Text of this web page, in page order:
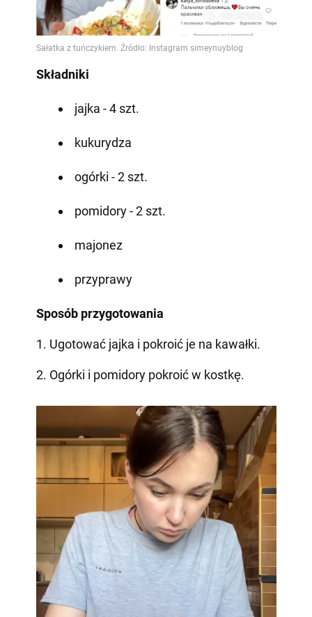
Video
Składniki
jajka - 4 szt.
kukurydza
ogórki - 2 szt.
pomidory - 2 szt.
majonez
przyprawy
Sposób przygotowania
1. Ugotować jajka i pokroić je na kawałki.
2. Ogórki i pomidory pokroić w kostkę.